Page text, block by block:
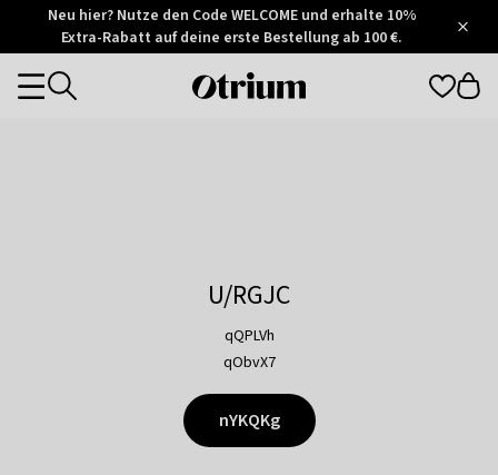
Otrium
Trustpilot
Neu hier? Nutze den Code WELCOME und erhalte 10%
Extra-Rabatt auf deine erste Bestellung ab 100 €.
Otrium
Categories
U/RGJC
qQPLVh
qObvX7
nYKQKg